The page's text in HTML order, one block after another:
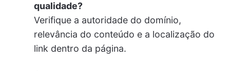
qualidade?
Verifique a autoridade do domínio,
relevância do conteúdo e a localização do
link dentro da página.